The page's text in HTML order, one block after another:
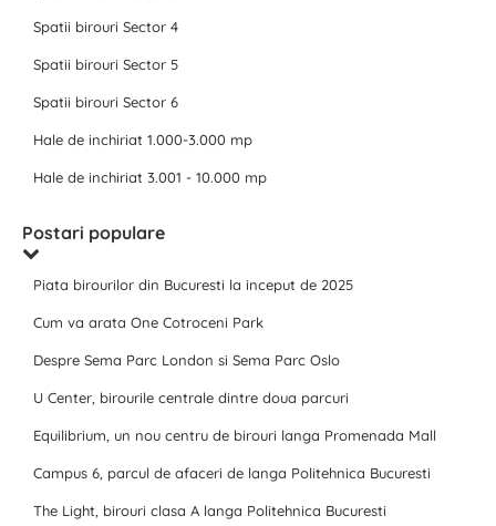
Spatii birouri Sector 4
Spatii birouri Sector 5
Spatii birouri Sector 6
Hale de inchiriat 1.000-3.000 mp
Hale de inchiriat 3.001 - 10.000 mp
Postari populare
Piata birourilor din Bucuresti la inceput de 2025
Cum va arata One Cotroceni Park
Despre Sema Parc London si Sema Parc Oslo
U Center, birourile centrale dintre doua parcuri
Equilibrium, un nou centru de birouri langa Promenada Mall
Campus 6, parcul de afaceri de langa Politehnica Bucuresti
The Light, birouri clasa A langa Politehnica Bucuresti